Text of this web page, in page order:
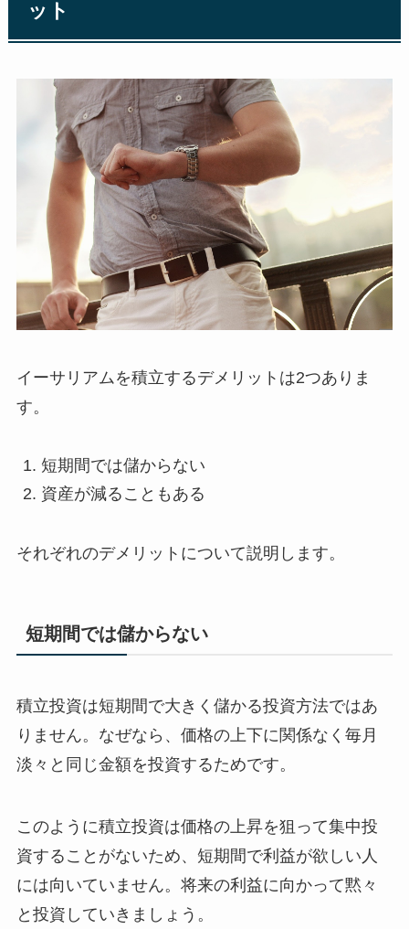
ット
イーサリアムを積立するデメリットは2つありま
す。
短期間では儲からない
資産が減ることもある
それぞれのデメリットについて説明します。
短期間では儲からない
積立投資は短期間で大きく儲かる投資方法ではあ
りません。なぜなら、価格の上下に関係なく毎月
淡々と同じ金額を投資するためです。
このように積立投資は価格の上昇を狙って集中投
資することがないため、短期間で利益が欲しい人
には向いていません。将来の利益に向かって黙々
と投資していきましょう。